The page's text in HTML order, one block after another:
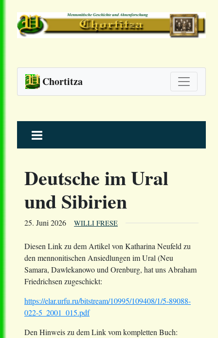
Chortitza
to
Deutsche im Ural
und Sibirien
25. Juni 2026 WILLI FRESE
Diesen Link zu dem Artikel von Katharina Neufeld zu
den mennonitischen Ansiedlungen im Ural (Neu
Samara, Dawlekanowo und Orenburg, hat uns Abraham
Friedrichsen zugeschickt:
https://elar.urfu.ru/bitstream/10995/109408/1/5-89088-
022-5_2001_015.pdf
Den Hinweis zu dem Link vom kompletten Buch: